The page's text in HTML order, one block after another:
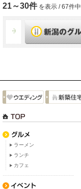
21～30件 を表示 / 67件中
ラーメン
ランチ
カフェ